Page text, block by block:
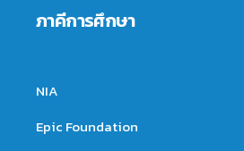
ภาคีการศึกษา
NIA
Epic Foundation